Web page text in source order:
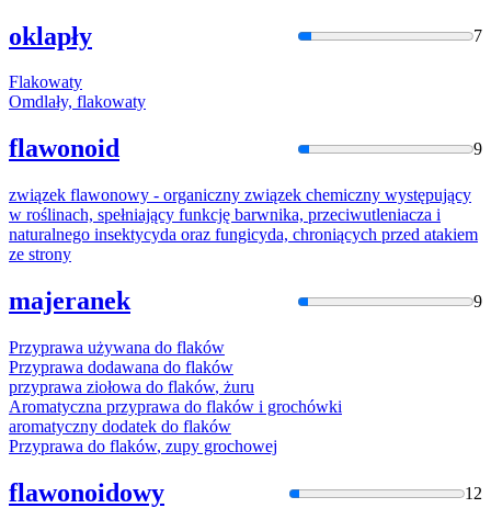
oklapły 7
Flakowaty
Omdlały, flakowaty
flawonoid 9
związek flawonowy - organiczny związek chemiczny występujący
w roślinach, spełniający funkcję barwnika, przeciwutleniacza i
naturalnego insektycyda oraz fungicyda, chroniących przed atakiem
ze strony
majeranek 9
Przyprawa używana do flaków
Przyprawa dodawana do flaków
przyprawa ziołowa do flaków, żuru
Aromatyczna przyprawa do flaków i grochówki
aromatyczny dodatek do flaków
Przyprawa do flaków, zupy grochowej
flawonoidowy 12